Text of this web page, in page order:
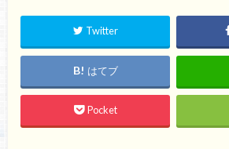
Twitter
はてブ
Pocket